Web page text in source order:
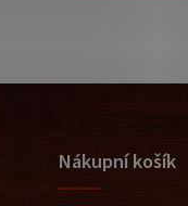
Nákupní košík